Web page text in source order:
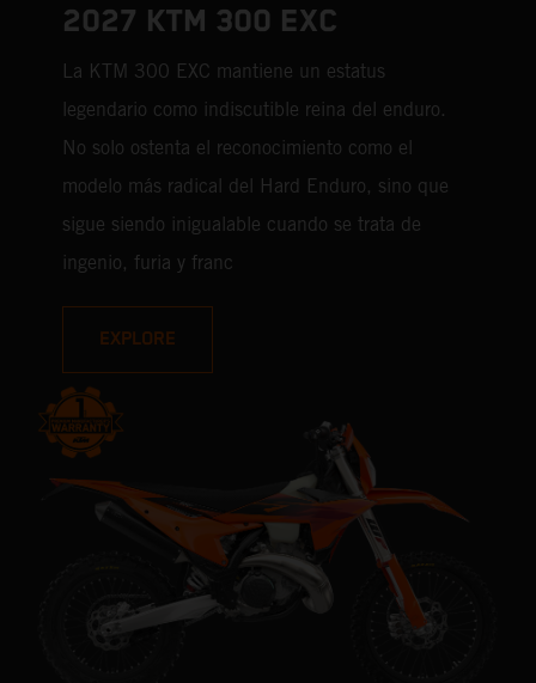
2027 KTM 300 EXC
La KTM 300 EXC mantiene un estatus
legendario como indiscutible reina del enduro.
No solo ostenta el reconocimiento como el
modelo más radical del Hard Enduro, sino que
sigue siendo inigualable cuando se trata de
ingenio, furia y franc
EXPLORE